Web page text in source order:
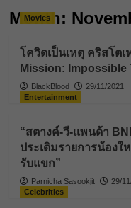
Month:
Movies
โควิดเป็นเหตุ คริสโต
Mission:
BlackBlood
29/11/2021
Entertainment
“สตางค์-วี-แพนด้า
ประเดิมรายการน้อง
รับแขก”
Parnicha Sasookjit
29/
Celebrities